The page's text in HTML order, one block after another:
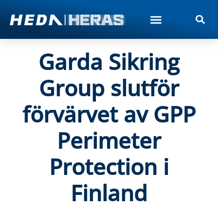
Garda Sikring
Group slutför
förvärvet av GPP
Perimeter
Protection i
Finland